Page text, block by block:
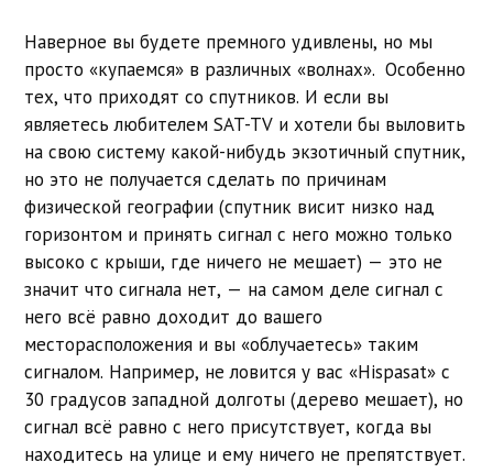
Наверное вы будете премного удивлены, но мы
просто «купаемся» в различных «волнах». Особенно
тех, что приходят со спутников. И если вы
являетесь любителем SAT-TV и хотели бы выловить
на свою систему какой-нибудь экзотичный спутник,
но это не получается сделать по причинам
физической географии (спутник висит низко над
горизонтом и принять сигнал с него можно только
высоко с крыши, где ничего не мешает) — это не
значит что сигнала нет, — на самом деле сигнал с
него всё равно доходит до вашего
месторасположения и вы «облучаетесь» таким
сигналом. Например, не ловится у вас «Hispasat» с
30 градусов западной долготы (дерево мешает), но
сигнал всё равно с него присутствует, когда вы
находитесь на улице и ему ничего не препятствует.